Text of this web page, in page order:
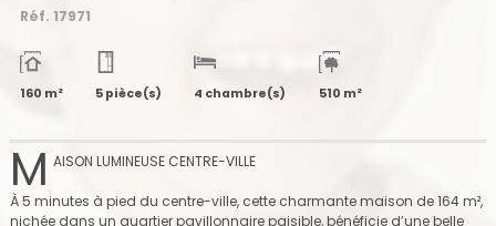
Réf. 17971
160 m² 5 pièce(s) 4 chambre(s) 510 m²
M AISON LUMINEUSE CENTRE-VILLE
À 5 minutes à pied du centre-ville, cette charmante maison de 164 m²,
nichée dans un quartier pavillonnaire paisible, bénéficie d’une belle